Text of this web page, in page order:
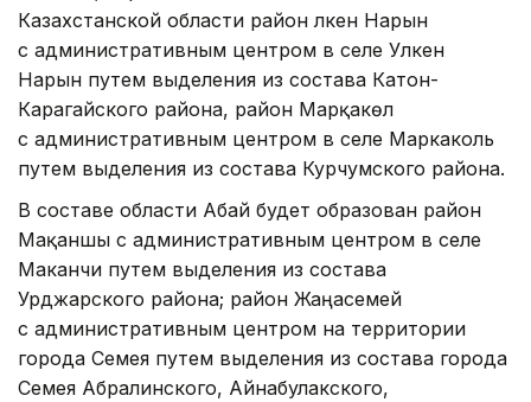
Казахстанской области район Үлкен Нарын
с административным центром в селе Улкен
Нарын путем выделения из состава Катон-
Карагайского района, район Марқакөл
с административным центром в селе Маркаколь
путем выделения из состава Курчумского района.
В составе области Абай будет образован район
Мақаншы с административным центром в селе
Маканчи путем выделения из состава
Урджарского района; район Жаңасемей
с административным центром на территории
города Семея путем выделения из состава города
Семея Абралинского, Айнабулакского,